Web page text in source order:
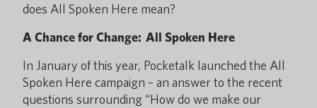
does All Spoken Here mean?
A Chance for Change: All Spoken Here
In January of this year, Pocketalk launched the All
Spoken Here campaign – an answer to the recent
questions surrounding “How do we make our